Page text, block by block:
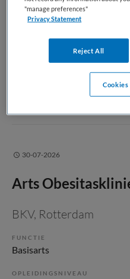
Zorg Groep is niet meer
Gerelateerde
banenbank |
30-07-2026
Arts
BKV, Rotterdam
FUNCTIE
Basisarts
OPLEIDINGSNIVEAU
"manage preferences"
Privacy Statement
Reject All